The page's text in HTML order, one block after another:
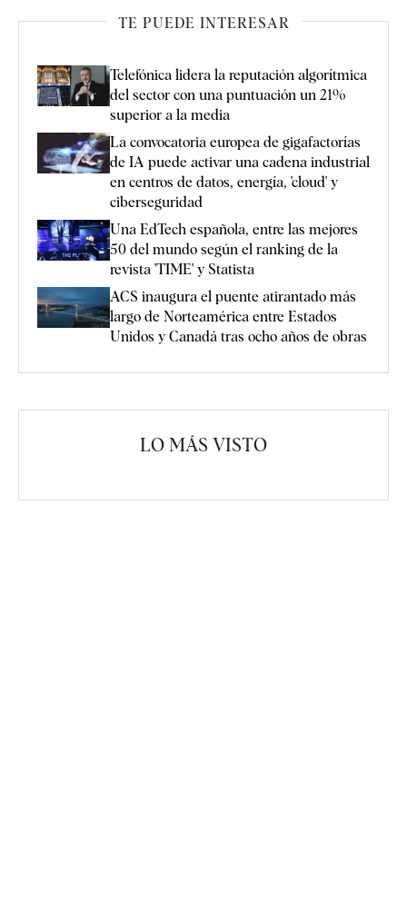
TE PUEDE INTERESAR
Telefónica lidera la reputación algorítmica
del sector con una puntuación un 21%
superior a la media
La convocatoria europea de gigafactorías
de IA puede activar una cadena industrial
en centros de datos, energía, 'cloud' y
ciberseguridad
Una EdTech española, entre las mejores
50 del mundo según el ranking de la
revista 'TIME' y Statista
ACS inaugura el puente atirantado más
largo de Norteamérica entre Estados
Unidos y Canadá tras ocho años de obras
LO MÁS VISTO